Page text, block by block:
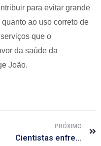
para evitar grande
ao uso correto de
que o
da saúde da
João.
PRÓXIMO
Cientistas enfrentam dilema ético na busca por vacinas contra o ebola